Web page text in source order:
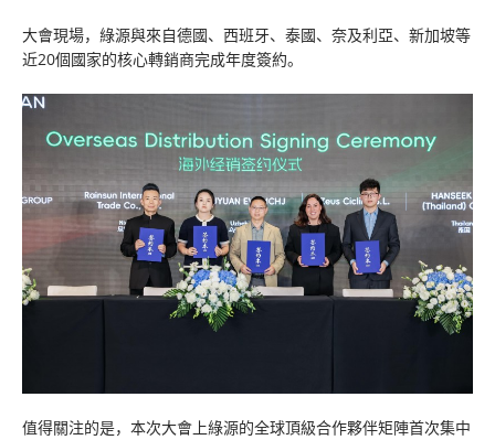
大會現場，綠源與來自德國、西班牙、泰國、奈及利亞、新加坡等
近20個國家的核心轉銷商完成年度簽約。
值得關注的是，本次大會上綠源的全球頂級合作夥伴矩陣首次集中